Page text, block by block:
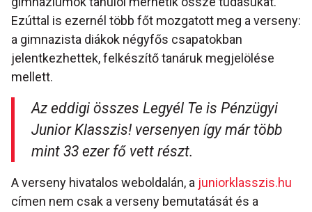
Ezúttal is ezernél több főt mozgatott meg a verseny:
a gimnazista diákok négyfős csapatokban
jelentkezhettek, felkészítő tanáruk megjelölése
mellett.
Az eddigi összes Legyél Te is Pénzügyi
Junior Klasszis! versenyen így már több
mint 33 ezer fő vett részt.
A verseny hivatalos weboldalán, a juniorklasszis.hu
címen nem csak a verseny bemutatását és a